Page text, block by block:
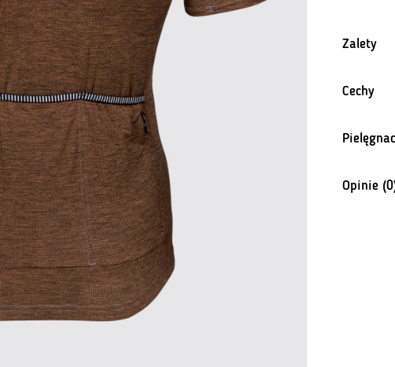
Zalety
Cechy
Opinie